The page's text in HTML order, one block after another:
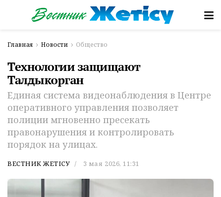
Главная Новости Общество
Технологии защищают
Талдыкорган
Единая система видеонаблюдения в Центре
оперативного управления позволяет
полиции мгновенно пресекать
правонарушения и контролировать
порядок на улицах.
ВЕСТНИК ЖЕТІСУ 3 мая 2026, 11:31